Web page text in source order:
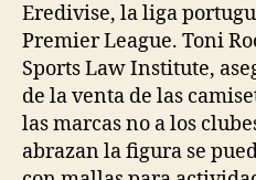
Eredivise, la liga
Premier League. Toni
Sports Law Institute,
de la venta de las
las marcas no a los
abrazan la figura se